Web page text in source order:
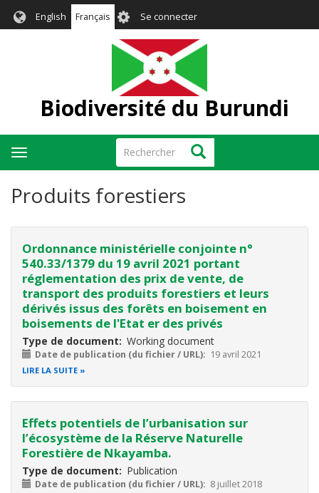
English Français User
account
menu
Se connecter
Biodiversité du Burundi
Rechercher Rechercher
Toggle
navigation
Produits forestiers
Ordonnance ministérielle conjointe n°
540.33/1379 du 19 avril 2021 portant
réglementation des prix de vente, de
transport des produits forestiers et leurs
dérivés issus des forêts en boisement en
boisements de l'Etat er des privés
Type de document Working document
Date de publication (du fichier / URL) 19 avril 2021
LIRE LA SUITE
Effets potentiels de l’urbanisation sur
l’écosystème de la Réserve Naturelle
Forestière de Nkayamba.
Type de document Publication
Date de publication (du fichier / URL) 8 juillet 2018